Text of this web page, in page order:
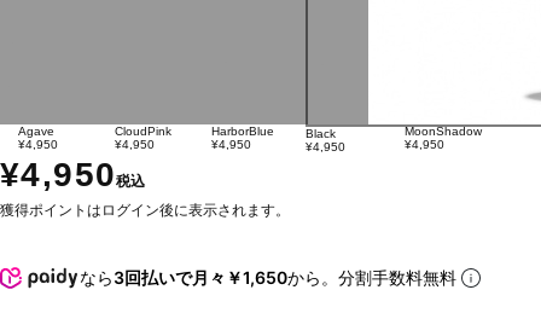
Agave
¥4,950
CloudPink
¥4,950
HarborBlue
¥4,950
Black
¥4,950
MoonShadow
¥4,950
¥4,950税込
獲得ポイントはログイン後に表示されます。
なら3回払いで月々￥1,650から。分割手数料無料